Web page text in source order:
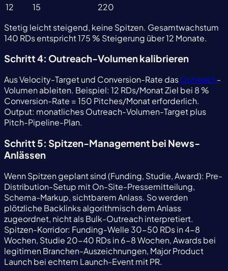
12
15
220
Stetig leicht steigend, keine Spitzen. Gesamtwachstum
140 RDs entspricht 175 % Steigerung über 12 Monate.
Schritt 4: Outreach-Volumen kalibrieren
Aus Velocity-Target und Conversion-Rate dasOutreach-
Volumen ableiten. Beispiel: 12 RDs/Monat Ziel bei 8 %
Conversion-Rate = 150 Pitches/Monat erforderlich.
Output: monatliches Outreach-Volumen-Target plus
Pitch-Pipeline-Plan.
Schritt 5: Spitzen-Management bei News-
Anlässen
Wenn Spitzen geplant sind (Funding, Studie, Award): Pre-
Distribution-Setup mit On-Site-Pressemitteilung,
Schema-Markup, sichtbarem Anlass. So werden
plötzliche Backlinks algorithmisch dem Anlass
zugeordnet, nicht als Bulk-Outreach interpretiert.
Spitzen-Korridor: Funding-Welle 30-50 RDs in 4-8
Wochen, Studie 20-40 RDs in 6-8 Wochen, Awards bei
legitimen Branchen-Auszeichnungen, Major Product
Launch bei echtem Launch-Event mit PR.